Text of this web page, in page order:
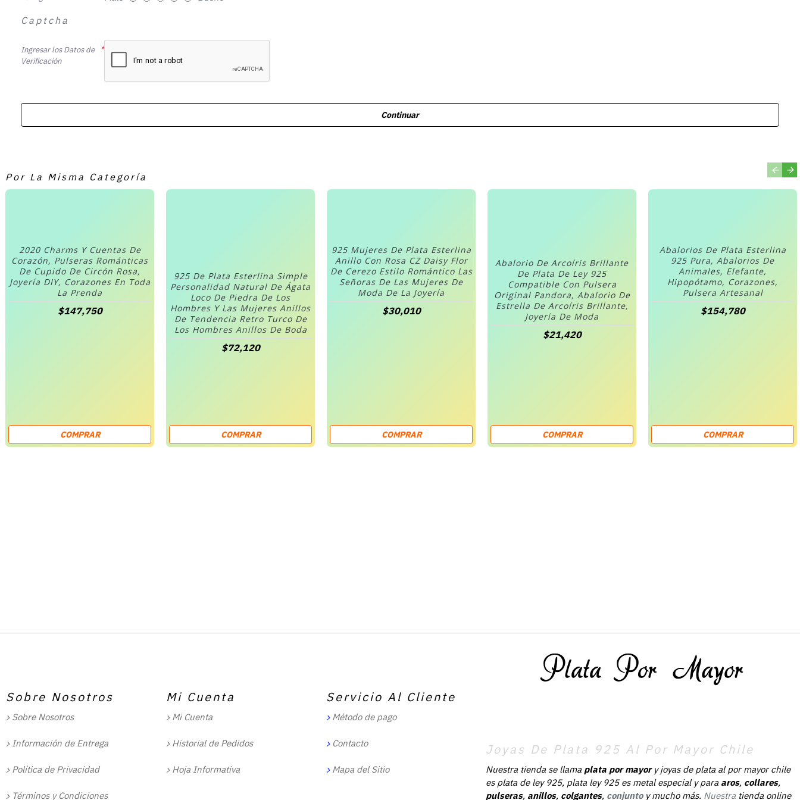
Captcha
Ingresar los Datos de
Verificación
Continuar
Por La Misma Categoría
2020 Charms Y Cuentas De
Corazón, Pulseras Románticas
De Cupido De Circón Rosa,
Joyería DIY, Corazones En Toda
La Prenda
$147,750
COMPRAR
925 De Plata Esterlina Simple
Personalidad Natural De Ágata
Loco De Piedra De Los
Hombres Y Las Mujeres Anillos
De Tendencia Retro Turco De
Los Hombres Anillos De Boda
$72,120
COMPRAR
925 Mujeres De Plata Esterlina
Anillo Con Rosa CZ Daisy Flor
De Cerezo Estilo Romántico Las
Señoras De Las Mujeres De
Moda De La Joyería
$30,010
COMPRAR
Abalorio De Arcoíris Brillante
De Plata De Ley 925
Compatible Con Pulsera
Original Pandora, Abalorio De
Estrella De Arcoíris Brillante,
Joyería De Moda
$21,420
COMPRAR
Abalorios De Plata Esterlina
925 Pura, Abalorios De
Animales, Elefante,
Hipopótamo, Corazones,
Pulsera Artesanal
$154,780
COMPRAR
Sobre Nosotros
Sobre Nosotros
Información de Entrega
Política de Privacidad
Términos y Condiciones
Mi Cuenta
Mi Cuenta
Historial de Pedidos
Hoja Informativa
Servicio Al Cliente
Método de pago
Contacto
Mapa del Sitio
Joyas De Plata 925 Al Por Mayor Chile
Nuestra tienda se llama plata por mayory joyas de plata al por mayor chile
es plata de ley 925, plata ley 925 es metal especial y para aros, collares,
pulseras, anillos, colgantes, conjunto y mucho más. Nuestra tienda online